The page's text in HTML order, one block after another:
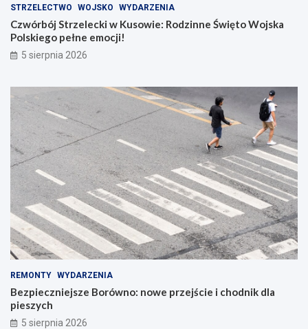
STRZELECTWO WOJSKO WYDARZENIA
Czwórbój Strzelecki w Kusowie: Rodzinne Święto Wojska
Polskiego pełne emocji!
5 sierpnia 2026
REMONTY WYDARZENIA
Bezpieczniejsze Borówno: nowe przejście i chodnik dla
pieszych
5 sierpnia 2026